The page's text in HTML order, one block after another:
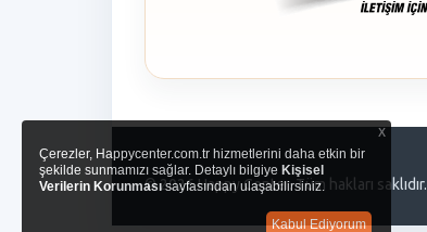
© 2026 Happy Center. Tüm hakları saklıdır.
x
Çerezler, Happycenter.com.tr hizmetlerini daha etkin bir
şekilde sunmamızı sağlar. Detaylı bilgiye Kişisel
Verilerin Korunmasısayfasından ulaşabilirsiniz.
Kabul Ediyorum